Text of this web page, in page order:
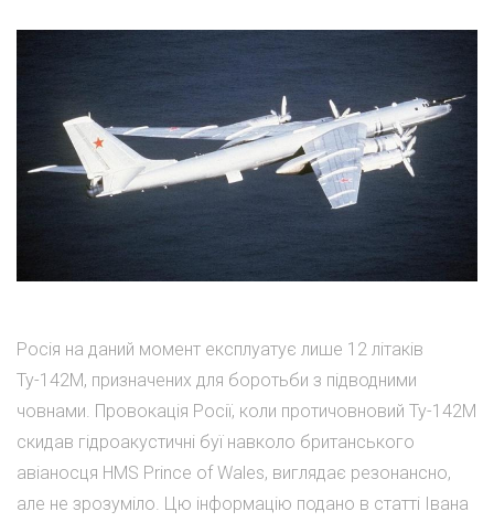
Росія на даний момент експлуатує лише 12 літаків
Ту-142М, призначених для боротьби з підводними
човнами. Провокація Росії, коли протичовновий Ту-142М
скидав гідроакустичні буї навколо британського
авіаносця HMS Prince of Wales, виглядає резонансно,
але не зрозуміло. Цю інформацію подано в статті Івана